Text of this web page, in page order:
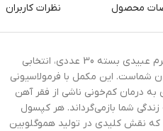
محصول نظرات کاربران
کپسول فروفورت گاین 60 میلی گرم عبیدی بسته 30 عددی، انتخابی
شماست. این مکمل با فرمولاسیونی
درمان کم‌خونی ناشی از فقر آهن
شما بازمی‌گرداند. هر کپسول
است که نقش کلیدی در تولید هموگلوبین